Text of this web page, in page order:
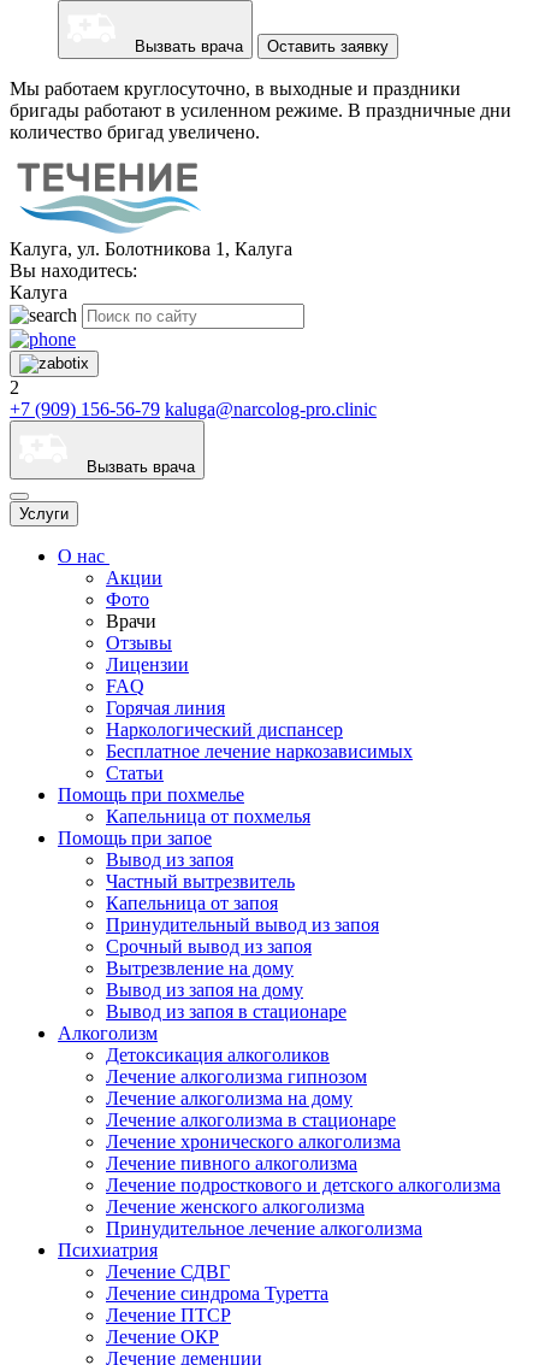
Вызвать врача Оставить заявку
Мы работаем круглосуточно, в выходные и праздники
бригады работают в усиленном режиме. В праздничные дни
количество бригад увеличено.
Калуга, ул. Болотникова 1, Калуга
Вы находитесь:
Калуга
2
+7 (909) 156-56-79 kaluga@narcolog-pro.clinic
Вызвать врача
Услуги
О нас
Акции
Фото
Врачи
Отзывы
Лицензии
FAQ
Горячая линия
Наркологический диспансер
Бесплатное лечение наркозависимых
Статьи
Помощь при похмелье
Капельница от похмелья
Помощь при запое
Вывод из запоя
Частный вытрезвитель
Капельница от запоя
Принудительный вывод из запоя
Срочный вывод из запоя
Вытрезвление на дому
Вывод из запоя на дому
Вывод из запоя в стационаре
Алкоголизм
Детоксикация алкоголиков
Лечение алкоголизма гипнозом
Лечение алкоголизма на дому
Лечение алкоголизма в стационаре
Лечение хронического алкоголизма
Лечение пивного алкоголизма
Лечение подросткового и детского алкоголизма
Лечение женского алкоголизма
Принудительное лечение алкоголизма
Психиатрия
Лечение СДВГ
Лечение синдрома Туретта
Лечение ПТСР
Лечение ОКР
Лечение деменции